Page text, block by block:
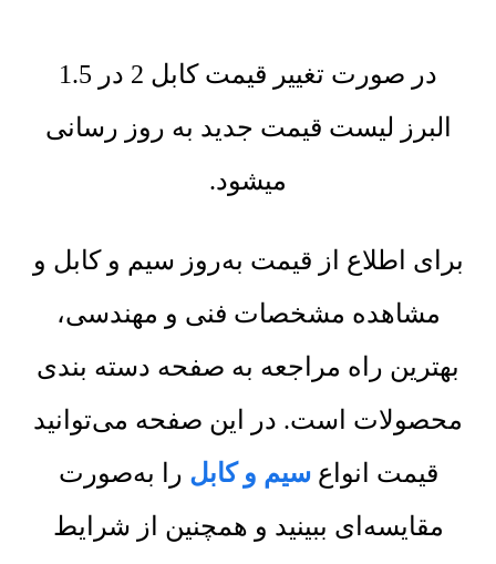
در صورت تغییر قیمت کابل 2 در 1.5
البرز لیست قیمت جدید به روز رسانی
میشود.
برای اطلاع از قیمت به‌روز سیم و کابل و
مشاهده مشخصات فنی و مهندسی،
بهترین راه مراجعه به صفحه دسته بندی
محصولات است. در این صفحه می‌توانید
قیمت انواعسیم و کابل را به‌صورت
مقایسه‌ای ببینید و همچنین از شرایط